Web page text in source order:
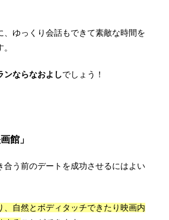
、ゆっくり会話もできて素敵な時間を
ンならなおよしでしょう！
館」
合う前のデートを成功させるにはよい
、自然とボディタッチできたり映画内